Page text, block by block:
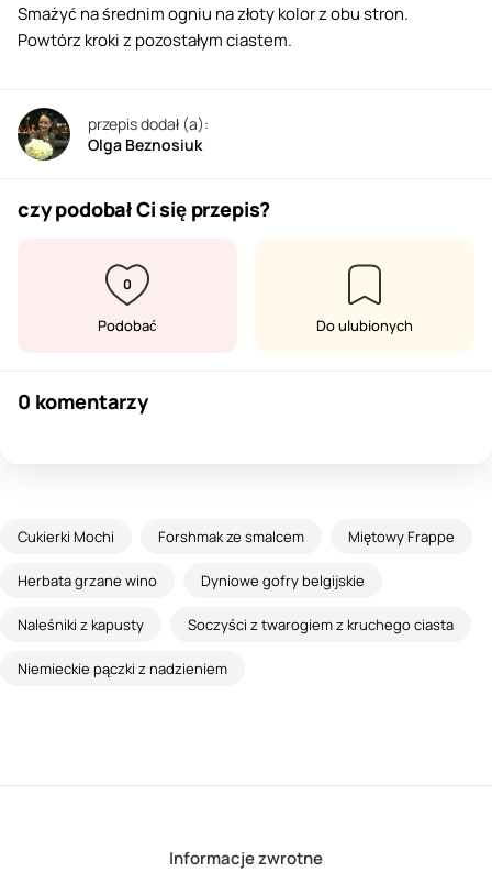
Smażyć na średnim ogniu na złoty kolor z obu stron.
Powtórz kroki z pozostałym ciastem.
przepis dodał (a):
Olga Beznosiuk
czy podobał Ci się przepis?
0
Podobać Do ulubionych
0 komentarzy
Cukierki Mochi Forshmak ze smalcem Miętowy Frappe
Herbata grzane wino Dyniowe gofry belgijskie
Naleśniki z kapusty Soczyści z twarogiem z kruchego ciasta
Niemieckie pączki z nadzieniem
Informacje zwrotne